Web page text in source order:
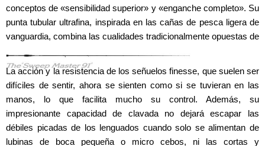
conceptos de «sensibilidad superior» y «enganche completo». Su
punta tubular ultrafina, inspirada en las cañas de pesca ligera de
vanguardia, combina las cualidades tradicionalmente opuestas de
La acción y la resistencia de los señuelos finesse, que suelen ser
difíciles de sentir, ahora se sienten como si se tuvieran en las
manos, lo que facilita mucho su control. Además, su
impresionante capacidad de clavada no dejará escapar las
débiles picadas de los lenguados cuando solo se alimentan de
lubinas de boca pequeña o micro cebos, ni las cortas y